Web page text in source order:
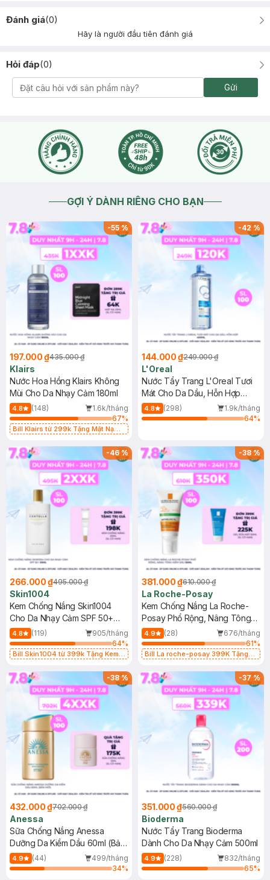
Đánh giá(0)
Hãy là người đầu tiên đánh giá
Hỏi đáp(0)
Gửi
GỢI Ý DÀNH RIÊNG CHO BẠN
-55%
197.000 ₫435.000 ₫
Klairs
Nước Hoa Hồng Klairs Không
Mùi Cho Da Nhạy Cảm 180ml
4.8 (148)
1.6k/tháng
67%
Bill Klairs từ 299k Tặng Mặt Nạ
25ml (SL Có Hạn)
-42%
144.000 ₫249.000 ₫
L'Oreal
Nước Tẩy Trang L'Oreal Tươi
Mát Cho Da Dầu, Hỗn Hợp
400ml
4.8 (298)
1.9k/tháng
64%
-46%
266.000 ₫495.000 ₫
Skin1004
Kem Chống Nắng Skin1004
Cho Da Nhạy Cảm SPF 50+
50ml
4.8 (119)
905/tháng
64%
Bill Skin1004 từ 399k Tặng Kem
SPF 50+ 20ml (SL Có Hạn)
-38%
381.000 ₫610.000 ₫
La Roche-Posay
Kem Chống Nắng La Roche-
Posay Phổ Rộng, Nâng Tông
Kiềm Dầu 50ml
4.9 (28)
676/tháng
61%
Bill La roche-posay 399K Tặng
(SL có hạn)
-38%
432.000 ₫702.000 ₫
Anessa
Sữa Chống Nắng Anessa
Dưỡng Da Kiềm Dầu 60ml (Bản
Mới)
4.9 (44)
499/tháng
34%
-37%
351.000 ₫560.000 ₫
Bioderma
Nước Tẩy Trang Bioderma
Dành Cho Da Nhạy Cảm 500ml
4.9 (228)
832/tháng
65%